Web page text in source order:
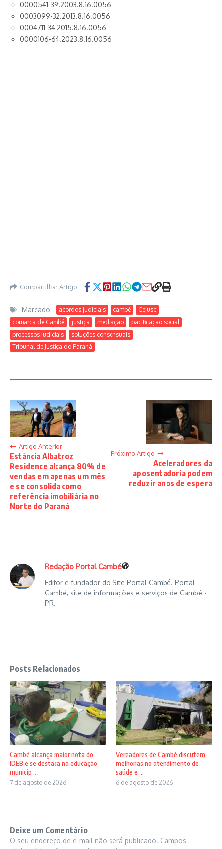
0000541-39.2003.8.16.0056
0003099-32.2013.8.16.0056
0004711-34.2015.8.16.0056
0000106-64.2023.8.16.0056
Compartilhar Artigo
Marcado: acordos judiciais cambé
Cejusc
comarca de Cambé
justiça mediação
pacificação social
processos judiciais
soluções consensuais
Tribunal de Justiça do Paraná
Artigo Anterior
Estância Albatroz
Residence alcança 80% de
vendas em apenas um mês
e se consolida como
referência imobiliária no
Norte do Paraná
Próximo Artigo
Aceleradores da
aposentadoria podem
reduzir anos de espera
Redação Portal Cambé
Editor e fundador do Site Portal Cambé. Portal
Cambé, site de informações e serviços de Cambé -
PR.
Posts Relacionados
Cambé alcança maior nota do
IDEB e se destaca na educação
municip ...
7 de agosto de 2026
Vereadores de Cambé discutem
melhorias no atendimento de
saúde e ...
6 de agosto de 2026
Deixe um Comentário
O seu endereço de e-mail não será publicado. Campos